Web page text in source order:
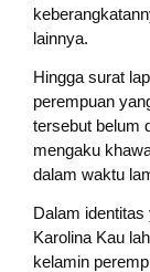
lainnya.
Hingga surat
perempuan
tersebut belum
mengaku
dalam waktu
Dalam
Karolina Kau
kelamin